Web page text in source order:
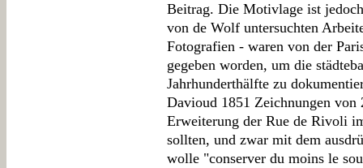
Beitrag. Die Motivlage ist
von de Wolf untersuchten
Fotografien - waren von der
gegeben worden, um die
Jahrhunderthälfte zu
Davioud 1851 Zeichnungen von
Erweiterung der Rue de Rivoli
sollten, und zwar mit dem
wolle "conserver du moins le